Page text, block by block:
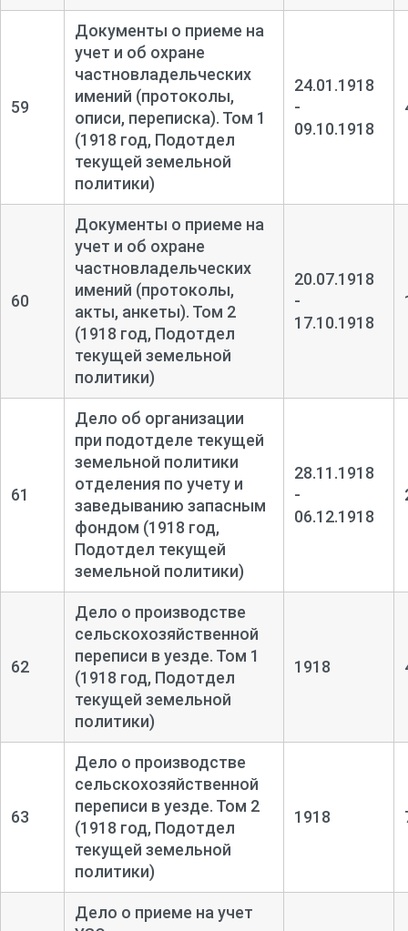
59
Документы о приеме на
учет и об охране
частновладельческих
имений (протоколы,
описи, переписка). Том 1
(1918 год, Подотдел
текущей земельной
политики)
24.01.1918
-
09.10.1918
60
Документы о приеме на
учет и об охране
частновладельческих
имений (протоколы,
акты, анкеты). Том 2
(1918 год, Подотдел
текущей земельной
политики)
20.07.1918
-
17.10.1918
61
Дело об организации
при подотделе текущей
земельной политики
отделения по учету и
заведыванию запасным
фондом (1918 год,
Подотдел текущей
земельной политики)
28.11.1918
-
06.12.1918
62
Дело о производстве
сельскохозяйственной
переписи в уезде. Том 1
(1918 год, Подотдел
текущей земельной
политики)
1918
63
Дело о производстве
сельскохозяйственной
переписи в уезде. Том 2
(1918 год, Подотдел
текущей земельной
политики)
1918
Дело о приеме на учет